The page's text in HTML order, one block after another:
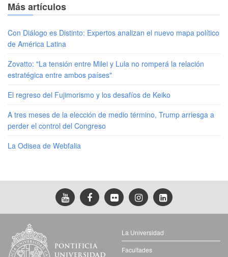
Más artículos
Con Diálogo es Distinto: Expertos analizan el nuevo mapa político
de América Latina
Zovatto: "La tensión entre Milei y Lula no romperá la relación
estratégica entre ambos países"
El regreso del Fujimorismo y los desafíos de Keiko
A tres meses de la elección de medio término, Trump arriesga a
perder el control del Congreso
La Odisea de Webfalia
La Universidad
Facultades